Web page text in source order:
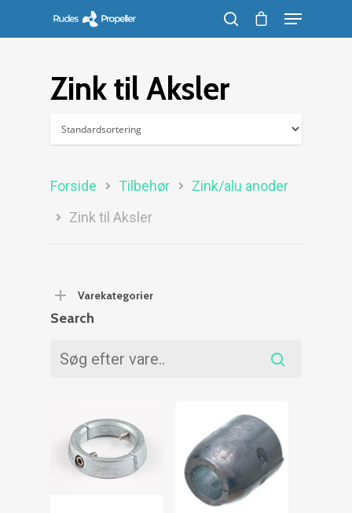
Søg efter et produkt, og tryk på enter
Zink til Aksler
Forside Tilbehør
Zink/alu anoder
Zink til Aksler
Varekategorier
Search